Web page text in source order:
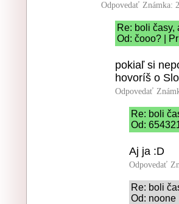
Odpovedať Známka:
Re: boli časy,
Od: čooo? |
pokiaľ si
hovoríš o
Odpovedať
Re: boli
Od:
Aj ja :D
Odpovedať
Re: boli
Od: noone